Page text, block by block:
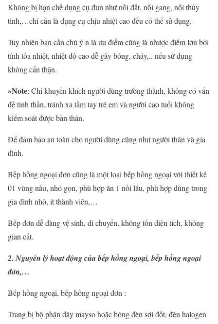
Không bị hạn chế dụng cụ đun như nồi đất, nồi gang, nồi thủy
tinh,…chỉ cần là dụng cụ chịu nhiệt cao đều có thể sử dụng.
Tuy nhiên bạn cần chú ý n là ưu điểm cũng là nhược điểm lớn bởi
tính tỏa nhiệt, nhiệt độ cao dễ gây bỏng, cháy,.. nếu sử dụng
không cẩn thận.
»Note: Chỉ khuyến khích người dùng trường thành, không có vấn
đề tinh thần, tránh xa tầm tay trẻ em và người cao tuổi không
kiểm soát được bản thân.
Để đảm bảo an toàn cho người dùng cũng như người thân và gia
đình.
Bếp hồng ngoại đơn cũng là một loại bếp hồng ngoại với thiết kế
01 vùng nấu, nhỏ gọn, phù hợp ăn 1 nồi lẩu, phù hợp dùng trong
gia đình nhỏ, ít thành viên,…
Bếp đơn dễ dàng vệ sinh, di chuyển, không tốn diện tích, không
gian cất.
2. Nguyên lý hoạt động của bếp hồng ngoại, bếp hồng ngoại
đơn,…
Bếp hồng ngoại, bếp hồng ngoại đơn :
Trang bị bộ phận dây mayso hoặc bóng đèn sợi đốt, đèn halogen